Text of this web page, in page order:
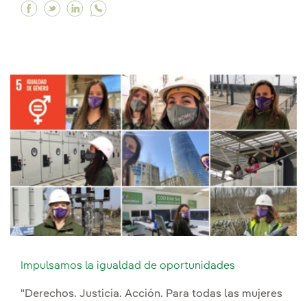
Facebook Empoderamiento y logros de las
Twitter Empoderamiento y logros de las
Linkedin Empoderamiento y logros
Impulsamos la igualdad de oportunidades
"Derechos. Justicia. Acción. Para todas las mujeres